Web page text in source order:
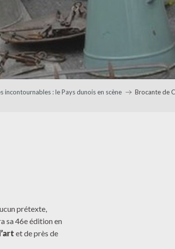
incontournables : le Pays dunois en scène Brocante de
prétexte,
sa 46e édition en
et de près de